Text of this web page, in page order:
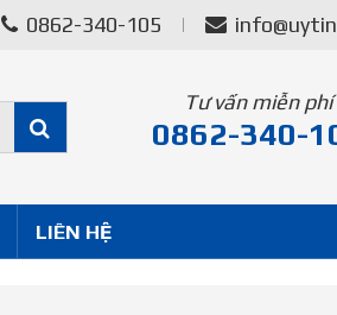
0862-340-105
Tư vấn miễn phí
0862-340-
LIÊN HỆ